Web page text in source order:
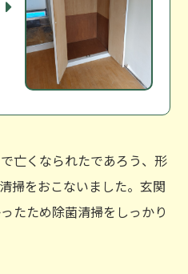
亡くなられたであろう、形
掃をおこないました。玄関
たため除菌清掃をしっかり